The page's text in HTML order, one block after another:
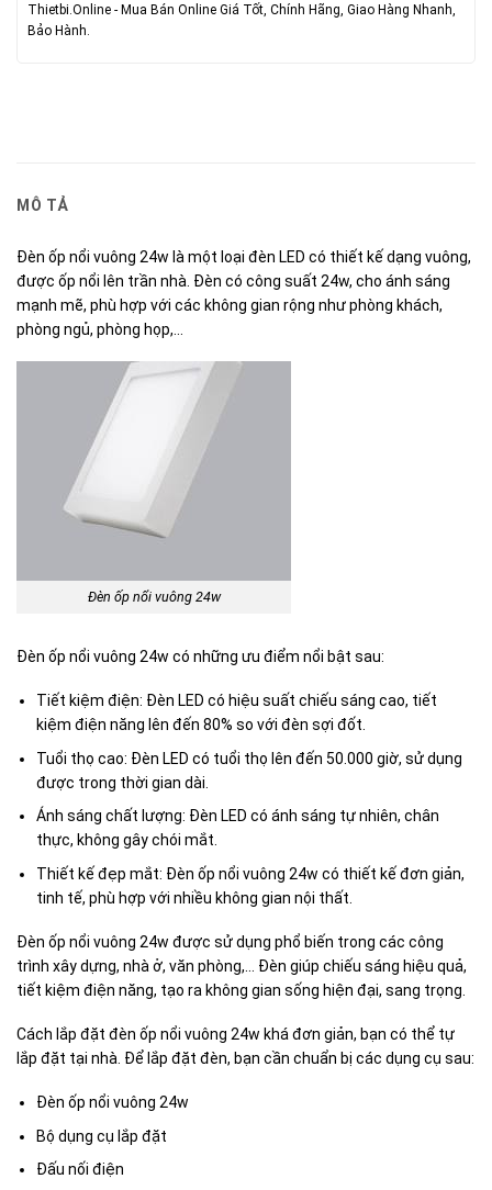
Thietbi.Online - Mua Bán Online Giá Tốt, Chính Hãng, Giao Hàng Nhanh,
Bảo Hành.
MÔ TẢ
Đèn ốp nổi vuông 24w là một loại đèn LED có thiết kế dạng vuông,
được ốp nổi lên trần nhà. Đèn có công suất 24w, cho ánh sáng
mạnh mẽ, phù hợp với các không gian rộng như phòng khách,
phòng ngủ, phòng họp,…
Đèn ốp nổi vuông 24w
Đèn ốp nổi vuông 24w có những ưu điểm nổi bật sau:
Tiết kiệm điện: Đèn LED có hiệu suất chiếu sáng cao, tiết
kiệm điện năng lên đến 80% so với đèn sợi đốt.
Tuổi thọ cao: Đèn LED có tuổi thọ lên đến 50.000 giờ, sử dụng
được trong thời gian dài.
Ánh sáng chất lượng: Đèn LED có ánh sáng tự nhiên, chân
thực, không gây chói mắt.
Thiết kế đẹp mắt: Đèn ốp nổi vuông 24w có thiết kế đơn giản,
tinh tế, phù hợp với nhiều không gian nội thất.
Đèn ốp nổi vuông 24w được sử dụng phổ biến trong các công
trình xây dựng, nhà ở, văn phòng,… Đèn giúp chiếu sáng hiệu quả,
tiết kiệm điện năng, tạo ra không gian sống hiện đại, sang trọng.
Cách lắp đặt đèn ốp nổi vuông 24w khá đơn giản, bạn có thể tự
lắp đặt tại nhà. Để lắp đặt đèn, bạn cần chuẩn bị các dụng cụ sau:
Đèn ốp nổi vuông 24w
Bộ dụng cụ lắp đặt
Đấu nối điện